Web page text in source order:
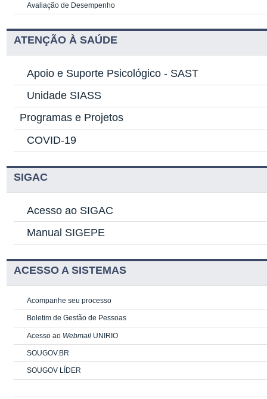
Avaliação de Desempenho
ATENÇÃO À SAÚDE
Apoio e Suporte Psicológico - SAST
Unidade SIASS
Programas e Projetos
COVID-19
SIGAC
Acesso ao SIGAC
Manual SIGEPE
ACESSO A SISTEMAS
Acompanhe seu processo
Boletim de Gestão de Pessoas
Acesso ao Webmail UNIRIO
SOUGOV.BR
SOUGOV LÍDER